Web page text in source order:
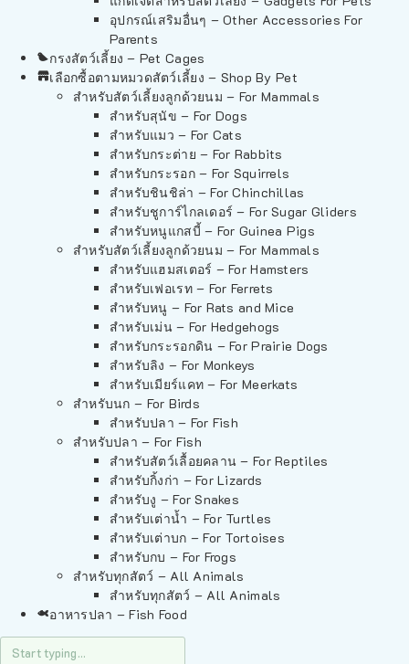
อุปกรณ์เสริมอื่นๆ – Other Accessories For
Parents
กรงสัตว์เลี้ยง – Pet Cages
เลือกซื้อตามหมวดสัตว์เลี้ยง – Shop By Pet
สำหรับสัตว์เลี้ยงลูกด้วยนม – For Mammals
สำหรับสุนัข – For Dogs
สำหรับแมว – For Cats
สำหรับกระต่าย – For Rabbits
สำหรับกระรอก – For Squirrels
สำหรับชินชิล่า – For Chinchillas
สำหรับชูการ์ไกลเดอร์ – For Sugar Gliders
สำหรับหนูแกสบี้ – For Guinea Pigs
สำหรับสัตว์เลี้ยงลูกด้วยนม – For Mammals
สำหรับแฮมสเตอร์ – For Hamsters
สำหรับเฟอเรท – For Ferrets
สำหรับหนู – For Rats and Mice
สำหรับเม่น – For Hedgehogs
สำหรับกระรอกดิน – For Prairie Dogs
สำหรับลิง – For Monkeys
สำหรับเมียร์แคท – For Meerkats
สำหรับนก – For Birds
สำหรับปลา – For Fish
สำหรับปลา – For Fish
สำหรับสัตว์เลื้อยคลาน – For Reptiles
สำหรับกิ้งก่า – For Lizards
สำหรับงู – For Snakes
สำหรับเต่าน้ำ – For Turtles
สำหรับเต่าบก – For Tortoises
สำหรับกบ – For Frogs
สำหรับทุกสัตว์ – All Animals
สำหรับทุกสัตว์ – All Animals
อาหารปลา – Fish Food